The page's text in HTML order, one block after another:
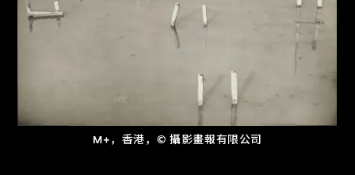
M+，香港，© 攝影畫報有限公司
关于M+藏品
探索世界顶级的二十及二十一世纪视觉